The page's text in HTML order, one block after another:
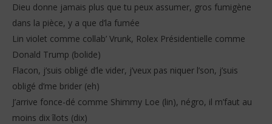
Dieu donne jamais plus que tu peux assumer, gros fumigène
dans la pièce, y a que d’la fumée
Lin violet comme collab’ Vrunk, Rolex Présidentielle comme
Donald Trump (bolide)
Flacon, j’suis obligé d’le vider, j’veux pas niquer l’son, j’suis
obligé d’me brider (eh)
J’arrive fonce-dé comme Shimmy Loe (lin), négro, il m’faut au
moins dix îlots (dix)